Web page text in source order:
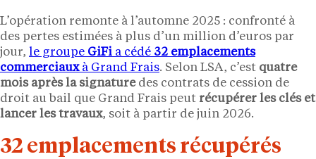
L’opération remonte à l’automne 2025 : confronté à
des pertes estimées à plus d’un million d’euros par
jour, le groupe GiFi a cédé 32 emplacements
commerciauxà Grand Frais. Selon LSA, c’est quatre
mois après la signaturedes contrats de cession de
droit au bail que Grand Frais peut récupérer les clés et
lancer les travaux, soit à partir de juin 2026.
32 emplacements récupérés